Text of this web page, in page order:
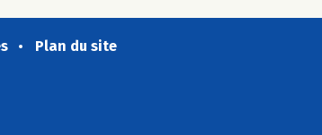
Plan du site